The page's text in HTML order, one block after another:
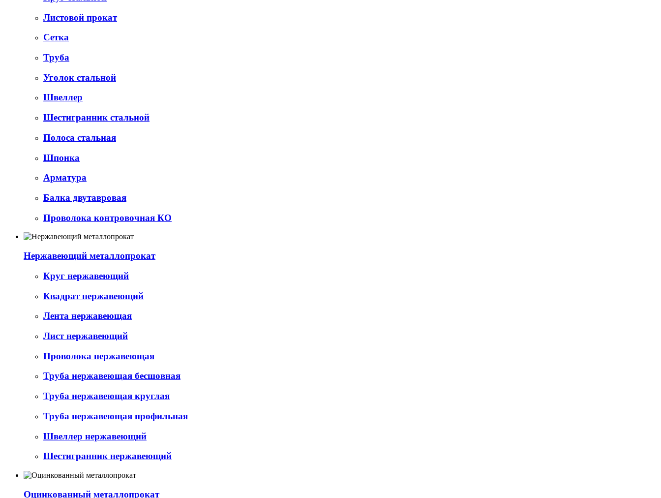
Листовой прокат
Сетка
Труба
Уголок стальной
Швеллер
Шестигранник стальной
Полоса стальная
Шпонка
Арматура
Балка двутавровая
Проволока контровочная КО
Нержавеющий металлопрокат
Круг нержавеющий
Квадрат нержавеющий
Лента нержавеющая
Лист нержавеющий
Проволока нержавеющая
Труба нержавеющая бесшовная
Труба нержавеющая круглая
Труба нержавеющая профильная
Швеллер нержавеющий
Шестигранник нержавеющий
Оцинкованный металлопрокат